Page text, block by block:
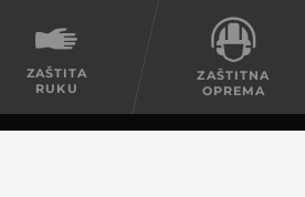
ZAŠTITA
RUKU
ZAŠTITNA
OPREMA